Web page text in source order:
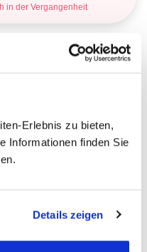
Erlebnis zu bieten,
Informationen finden Sie
Details zeigen
in der Vergangenheit
Buchung?
uns an!
/ 21 16 99-3